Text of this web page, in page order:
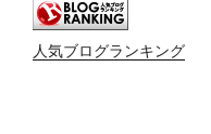
人気ブログランキング